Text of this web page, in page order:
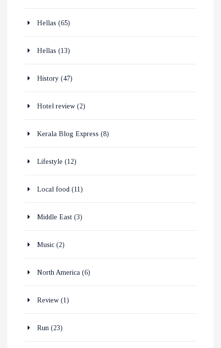
Hellas (65)
Hellas (13)
History (47)
Hotel review (2)
Kerala Blog Express (8)
Lifestyle (12)
Local food (11)
Middle East (3)
Music (2)
North America (6)
Review (1)
Run (23)